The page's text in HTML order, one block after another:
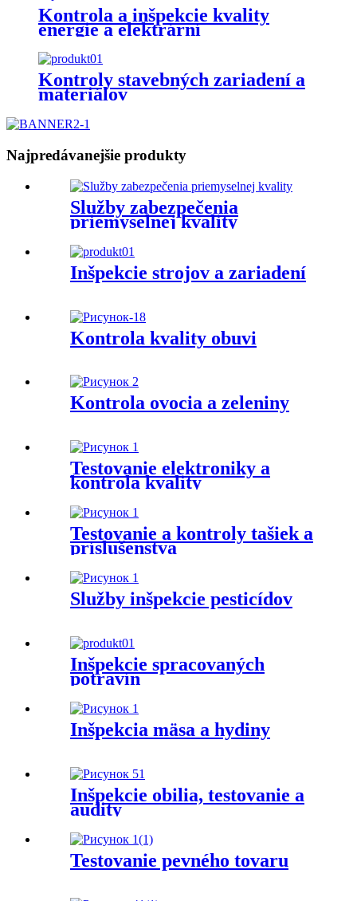
Kontrola a inšpekcie kvality
energie a elektrární
Kontroly stavebných zariadení a
materiálov
Najpredávanejšie produkty
Služby zabezpečenia
priemyselnej kvality
Inšpekcie strojov a zariadení
Kontrola kvality obuvi
Kontrola ovocia a zeleniny
Testovanie elektroniky a
kontrola kvality
Testovanie a kontroly tašiek a
príslušenstva
Služby inšpekcie pesticídov
Inšpekcie spracovaných
potravín
Inšpekcia mäsa a hydiny
Inšpekcie obilia, testovanie a
audity
Testovanie pevného tovaru